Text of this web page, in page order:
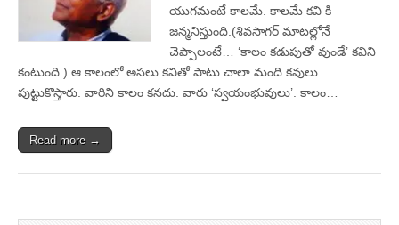
యుగమంటే కాలమే. కాలమే కవి కి
జన్మనిస్తుంది.(శివసాగర్‌ మాటల్లోనే
చెప్పాలంటే… ‘కాలం కడుపుతో వుండే’ కవిని
కంటుంది.) ఆ కాలంలో అసలు కవితో పాటు చాలా మంది కవులు
పుట్టుకొస్తారు. వారిని కాలం కనదు. వారు ‘స్వయంభువులు’. కాలం…
Read more →